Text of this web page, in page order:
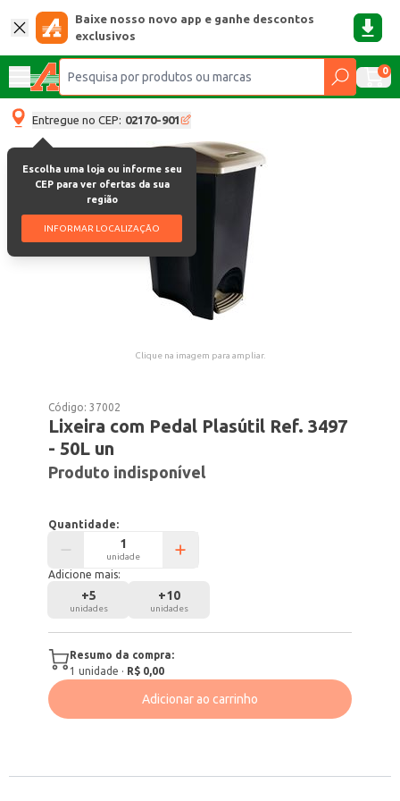
Baixe nosso novo app e ganhe descontos
exclusivos
0
Entregue no CEP: 02170-901
Escolha uma loja ou informe seu
CEP para ver ofertas da sua
região
INFORMAR LOCALIZAÇÃO
Clique na imagem para ampliar.
Código:37002
Lixeira com Pedal Plasútil Ref. 3497
- 50L un
Produto indisponível
Quantidade:
unidade
Adicione mais:
+5
unidades
+10
unidades
Resumo da compra:
1 unidade · R$ 0,00
Adicionar ao carrinho